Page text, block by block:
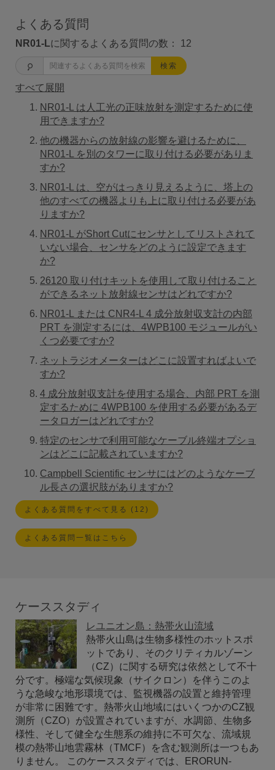
よくある質問
NR01-Lに関するよくある質問の数： 12
検索
すべて展開
NR01-L は人工光の正味放射を測定するために使
用できますか?
他の機器からの放射線の影響を避けるために、
NR01-L を別のタワーに取り付ける必要がありま
すか?
NR01-L は、空がはっきり見えるように、塔上の
他のすべての機器よりも上に取り付ける必要があ
りますか?
NR01-L がShort Cutにセンサとしてリストされて
いない場合、センサをどのように設定できます
か?
26120 取り付けキットを使用して取り付けること
ができるネット放射線センサはどれですか?
NR01-L または CNR4-L 4 成分放射収支計の内部
PRT を測定するには、4WPB100 モジュールがい
くつ必要ですか?
ネットラジオメーターはどこに設置すればよいで
すか?
4 成分放射収支計を使用する場合、内部 PRT を測
定するために 4WPB100 を使用する必要があるデ
ータロガーはどれですか?
特定のセンサで利用可能なケーブル終端オプショ
ンはどこに記載されていますか?
Campbell Scientific センサにはどのようなケーブ
ル長さの選択肢がありますか?
よくある質問をすべて見る (12)
よくある質問一覧はこちら
ケーススタディ
レユニオン島：熱帯火山流域
熱帯火山島は生物多様性のホットスポ
ットであり、そのクリティカルゾーン
（CZ）に関する研究は依然として不十
分です。極端な気候現象（サイクロン）を伴うこのよ
うな急峻な地形環境では、監視機器の設置と維持管理
が非常に困難です。熱帯火山地域にはいくつかのCZ観
測所（CZO）が設置されていますが、水調節、生物多
様性、そして健全な生態系の維持に不可欠な、流域規
模の熱帯山地雲霧林（TMCF）を含む観測所は一つもあ
りません。 このケーススタディでは、ERORUN-